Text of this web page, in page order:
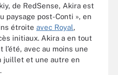
de RedSense, Akira est
paysage post-Conti », en
étroite avec Royal,
initiaux. Akira a en tout
avec au moins une
juillet et une autre en